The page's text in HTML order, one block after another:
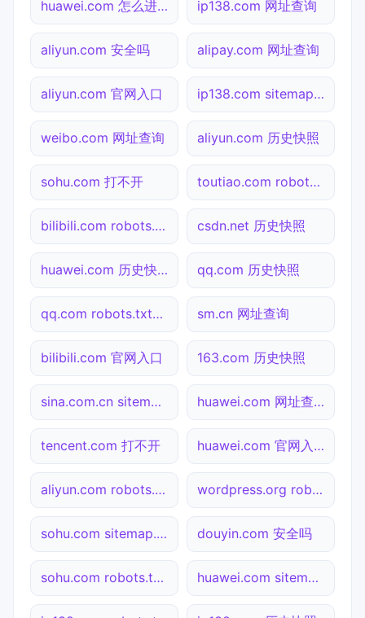
huawei.com 怎么进入 ip138.com 网址查询
aliyun.com 安全吗 alipay.com 网址查询
aliyun.com 官网入口 ip138.com sitemap.xml检测
weibo.com 网址查询 aliyun.com 历史快照
sohu.com 打不开 toutiao.com robots.txt检测
bilibili.com robots.txt检测 csdn.net 历史快照
huawei.com 历史快照 qq.com 历史快照
qq.com robots.txt检测 sm.cn 网址查询
bilibili.com 官网入口 163.com 历史快照
sina.com.cn sitemap.xml检测 huawei.com 网址查询
tencent.com 打不开 huawei.com 官网入口
aliyun.com robots.txt检测 wordpress.org robots.txt检测
sohu.com sitemap.xml检测 douyin.com 安全吗
sohu.com robots.txt检测 huawei.com sitemap.xml检测